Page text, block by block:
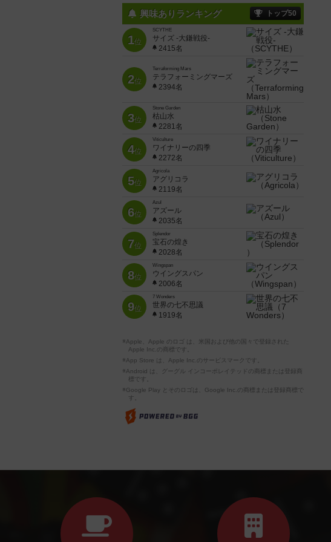
興味ありランキング トップ50
1位
SCYTHE
サイズ -大鎌戦役-
2415名
2位
Terraforming Mars
テラフォーミングマーズ
2394名
3位
Stone Garden
枯山水
2281名
4位
Viticulture
ワイナリーの四季
2272名
5位
Agricola
アグリコラ
2119名
6位
Azul
アズール
2035名
7位
Splendor
宝石の煌き
2028名
8位
Wingspan
ウイングスパン
2006名
9位
7 Wonders
世界の七不思議
1919名
※Apple、Apple のロゴ は、米国および他の国々で登録された
Apple Inc.の商標です。
※App Store は、Apple Inc.のサービスマークです。
※Android は、グーグル インコーポレイテッドの商標または登録商
標です。
※Google Play とそのロゴは、Google Inc.の商標または登録商標で
す。